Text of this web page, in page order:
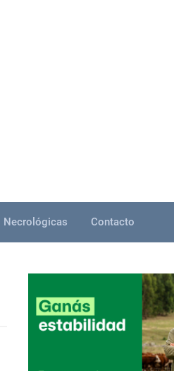
Necrológicas Contacto